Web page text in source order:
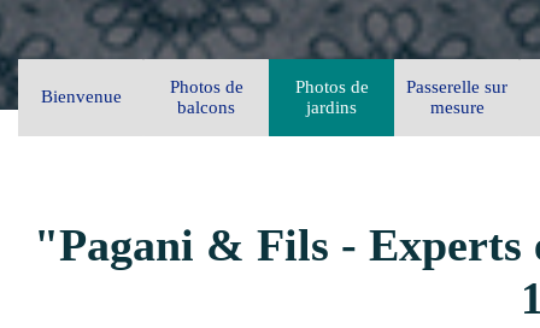
Bienvenue
Photos de
balcons
Photos de
jardins
Passerelle sur
mesure
"Pagani & Fils - Experts